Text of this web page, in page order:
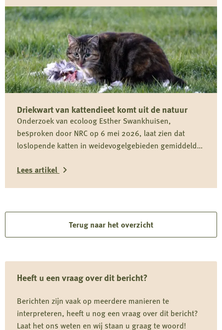
Heeft u een vraag over dit bericht?
Berichten zijn vaak op meerdere manieren te
interpreteren, heeft u nog een vraag over dit bericht?
Laat het ons weten en wij staan u graag te woord!
Lees
meer
over
Reactie
Koninklijke
Nederlandse
Jagersvereniging
rapport
over
vermeende
wolvenstroperij
Driekwart van kattendieet komt uit de natuur
Onderzoek van ecoloog Esther Swankhuisen,
besproken door NRC op 6 mei 2026, laat zien dat
loslopende katten in weidevogelgebieden gemiddeld
onderdeel zijn van het predatiedebat. Voor kwetsbare
Lees artikel
Driekwart
kattendieet
komt
natuur
Terug naar het overzicht